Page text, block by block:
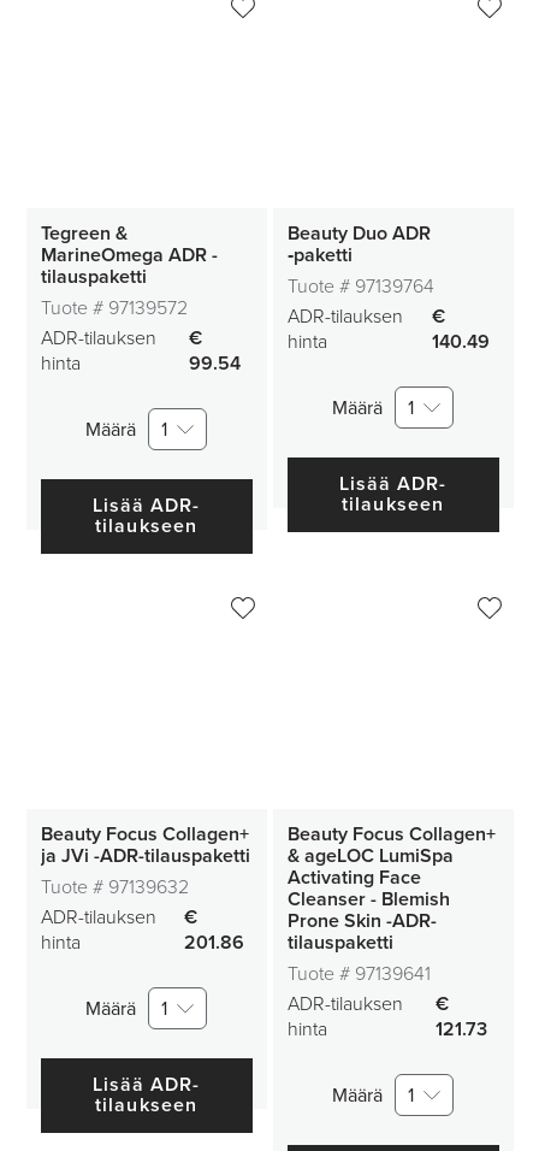
Tegreen &
MarineOmega ADR -
tilauspaketti
Tuote # 97139572
ADR-tilauksen
hinta
€
99.54
Määrä 1
Lisää ADR-
tilaukseen
Beauty Duo ADR
‑paketti
Tuote # 97139764
ADR-tilauksen
hinta
€
140.49
Määrä 1
Lisää ADR-
tilaukseen
Beauty Focus Collagen+
ja JVi -ADR-tilauspaketti
Tuote # 97139632
ADR-tilauksen
hinta
€
201.86
Määrä 1
Lisää ADR-
tilaukseen
Beauty Focus Collagen+
& ageLOC LumiSpa
Activating Face
Cleanser - Blemish
Prone Skin -ADR-
tilauspaketti
Tuote # 97139641
ADR-tilauksen
hinta
€
121.73
Määrä 1